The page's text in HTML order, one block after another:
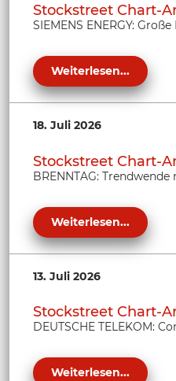
Stockstreet Chart-
SIEMENS ENERGY:
Weiterlesen...
18. Juli 2026
Stockstreet Chart-
BRENNTAG:
Weiterlesen...
13. Juli 2026
Stockstreet Chart-
DEUTSCHE TELEKOM:
Weiterlesen...